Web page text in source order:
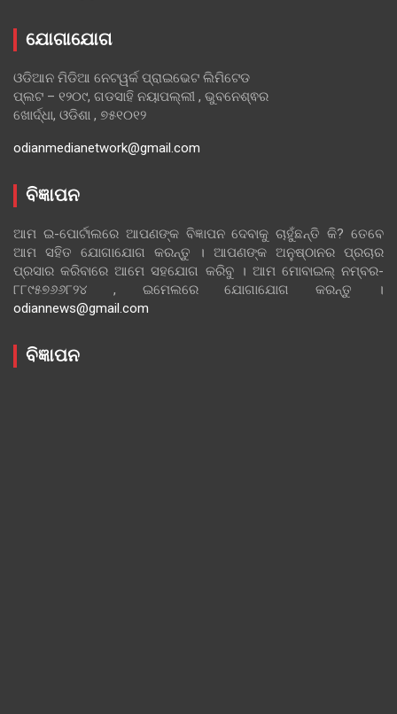
ଯୋଗାଯୋଗ
ଓଡିଆନ ମିଡିଆ ନେଟୱର୍କ ପ୍ରାଇଭେଟ ଲିମିଟେଡ
ପ୍ଲଟ – ୧୨୦୯, ଗଡସାହି ନୟାପଲ୍ଲୀ , ଭୁବନେଶ୍ଵର
ଖୋର୍ଦ୍ଧା, ଓଡିଶା , ୭୫୧୦୧୨
odianmedianetwork@gmail.com
ବିଜ୍ଞାପନ
ଆମ ଇ-ପୋର୍ଟାଲରେ ଆପଣଙ୍କ ବିଜ୍ଞାପନ ଦେବାକୁ ଚାହୁଁଛନ୍ତି କି? ତେବେ
ଆମ ସହିତ ଯୋଗାଯୋଗ କରନ୍ତୁ । ଆପଣଙ୍କ ଅନୁଷ୍ଠାନର ପ୍ରଚାର
ପ୍ରସାର କରିବାରେ ଆମେ ସହଯୋଗ କରିବୁ । ଆମ ମୋବାଇଲ୍ ନମ୍ବର-
୮୮୯୫୭୬୬୮୨୪ , ଇମେଲରେ ଯୋଗାଯୋଗ କରନ୍ତୁ ।
odiannews@gmail.com
ବିଜ୍ଞାପନ